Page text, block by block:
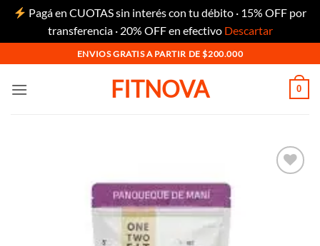
Pagá en CUOTAS sin interés con tu débito · 15% OFF por
transferencia · 20% OFF en efectivo Descartar
al
contenido
ENVIOS GRATIS A PARTIR DE $200.000
FITNOVA 0